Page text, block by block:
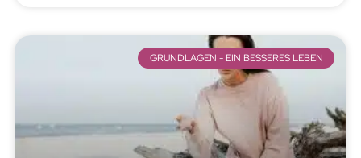
GRUNDLAGEN - EIN BESSERES LEBEN